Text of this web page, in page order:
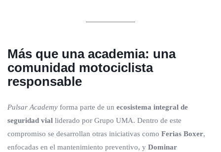
Más que una academia: una
comunidad motociclista
responsable
Pulsar Academy forma parte de un ecosistema integral de
seguridad vial liderado por Grupo UMA. Dentro de este
compromiso se desarrollan otras iniciativas como Ferias Boxer,
enfocadas en el mantenimiento preventivo, y Dominar